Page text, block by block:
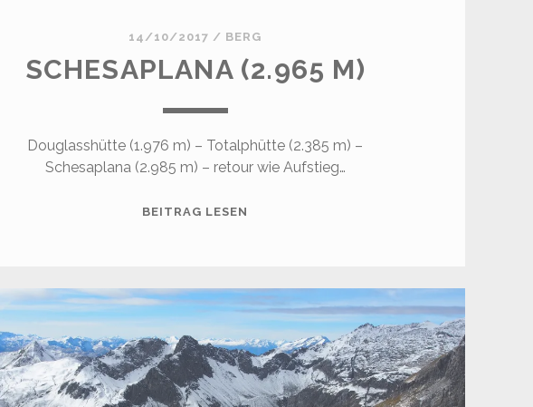
14/10/2017 / BERG
SCHESAPLANA (2.965 M)
Douglasshütte (1.976 m) – Totalphütte (2.385 m) –
Schesaplana (2.985 m) – retour wie Aufstieg…
BEITRAG LESEN